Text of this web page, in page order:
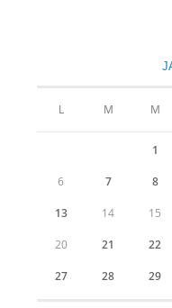
L M M
1
6 7 8
13 14 15
20 21 22
27 28 29